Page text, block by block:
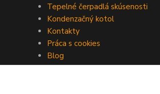
Tepelné čerpadlá skúsenosti
Kondenzačný kotol
Kontakty
Práca s cookies
Blog